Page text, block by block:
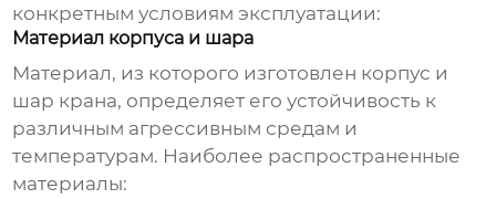
конкретным условиям эксплуатации:
Материал корпуса и шара
Материал, из которого изготовлен корпус и
шар крана, определяет его устойчивость к
различным агрессивным средам и
температурам. Наиболее распространенные
материалы: